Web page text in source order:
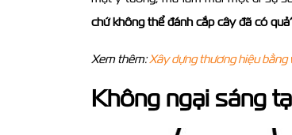
chứ không thể đánh cắp cây đã có
Xem thêm: Xây dựng thương hiệu
Không ngại sáng